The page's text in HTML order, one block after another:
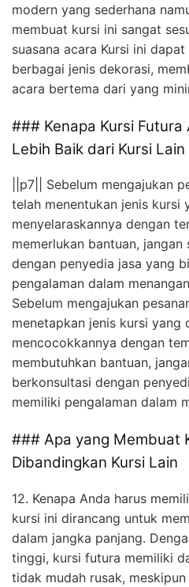
modern yang sederhana
membuat kursi ini sangat
suasana acara Kursi ini
berbagai jenis dekorasi,
acara bertema dari yang
### Kenapa Kursi Futura
Lebih Baik dari Kursi Lain
||p7|| Sebelum mengajukan
telah menentukan jenis kursi
menyelaraskannya dengan
memerlukan bantuan,
dengan penyedia jasa yang
pengalaman dalam
Sebelum mengajukan
menetapkan jenis kursi yang
mencocokkannya dengan
membutuhkan bantuan,
berkonsultasi dengan
memiliki pengalaman dalam
### Apa yang Membuat
Dibandingkan Kursi Lain
12. Kenapa Anda harus
kursi ini dirancang untuk
dalam jangka panjang.
tinggi, kursi futura memiliki
tidak mudah rusak,